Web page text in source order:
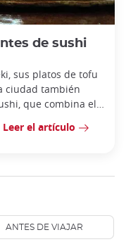
de sushi
sus platos de tofu
ciudad también
que combina el
Leer el artículo
ANTES DE VIAJAR